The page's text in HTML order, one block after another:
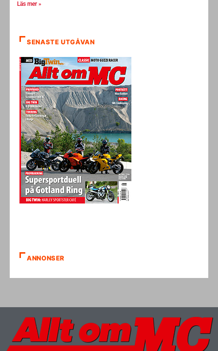
Läs mer »
SENASTE UTGÅVAN
ANNONSER